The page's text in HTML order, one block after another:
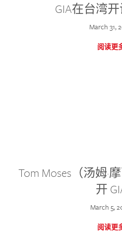
GIA在台湾
March 31,
阅读更
Tom Moses（汤姆·
开
March 5,
阅读更